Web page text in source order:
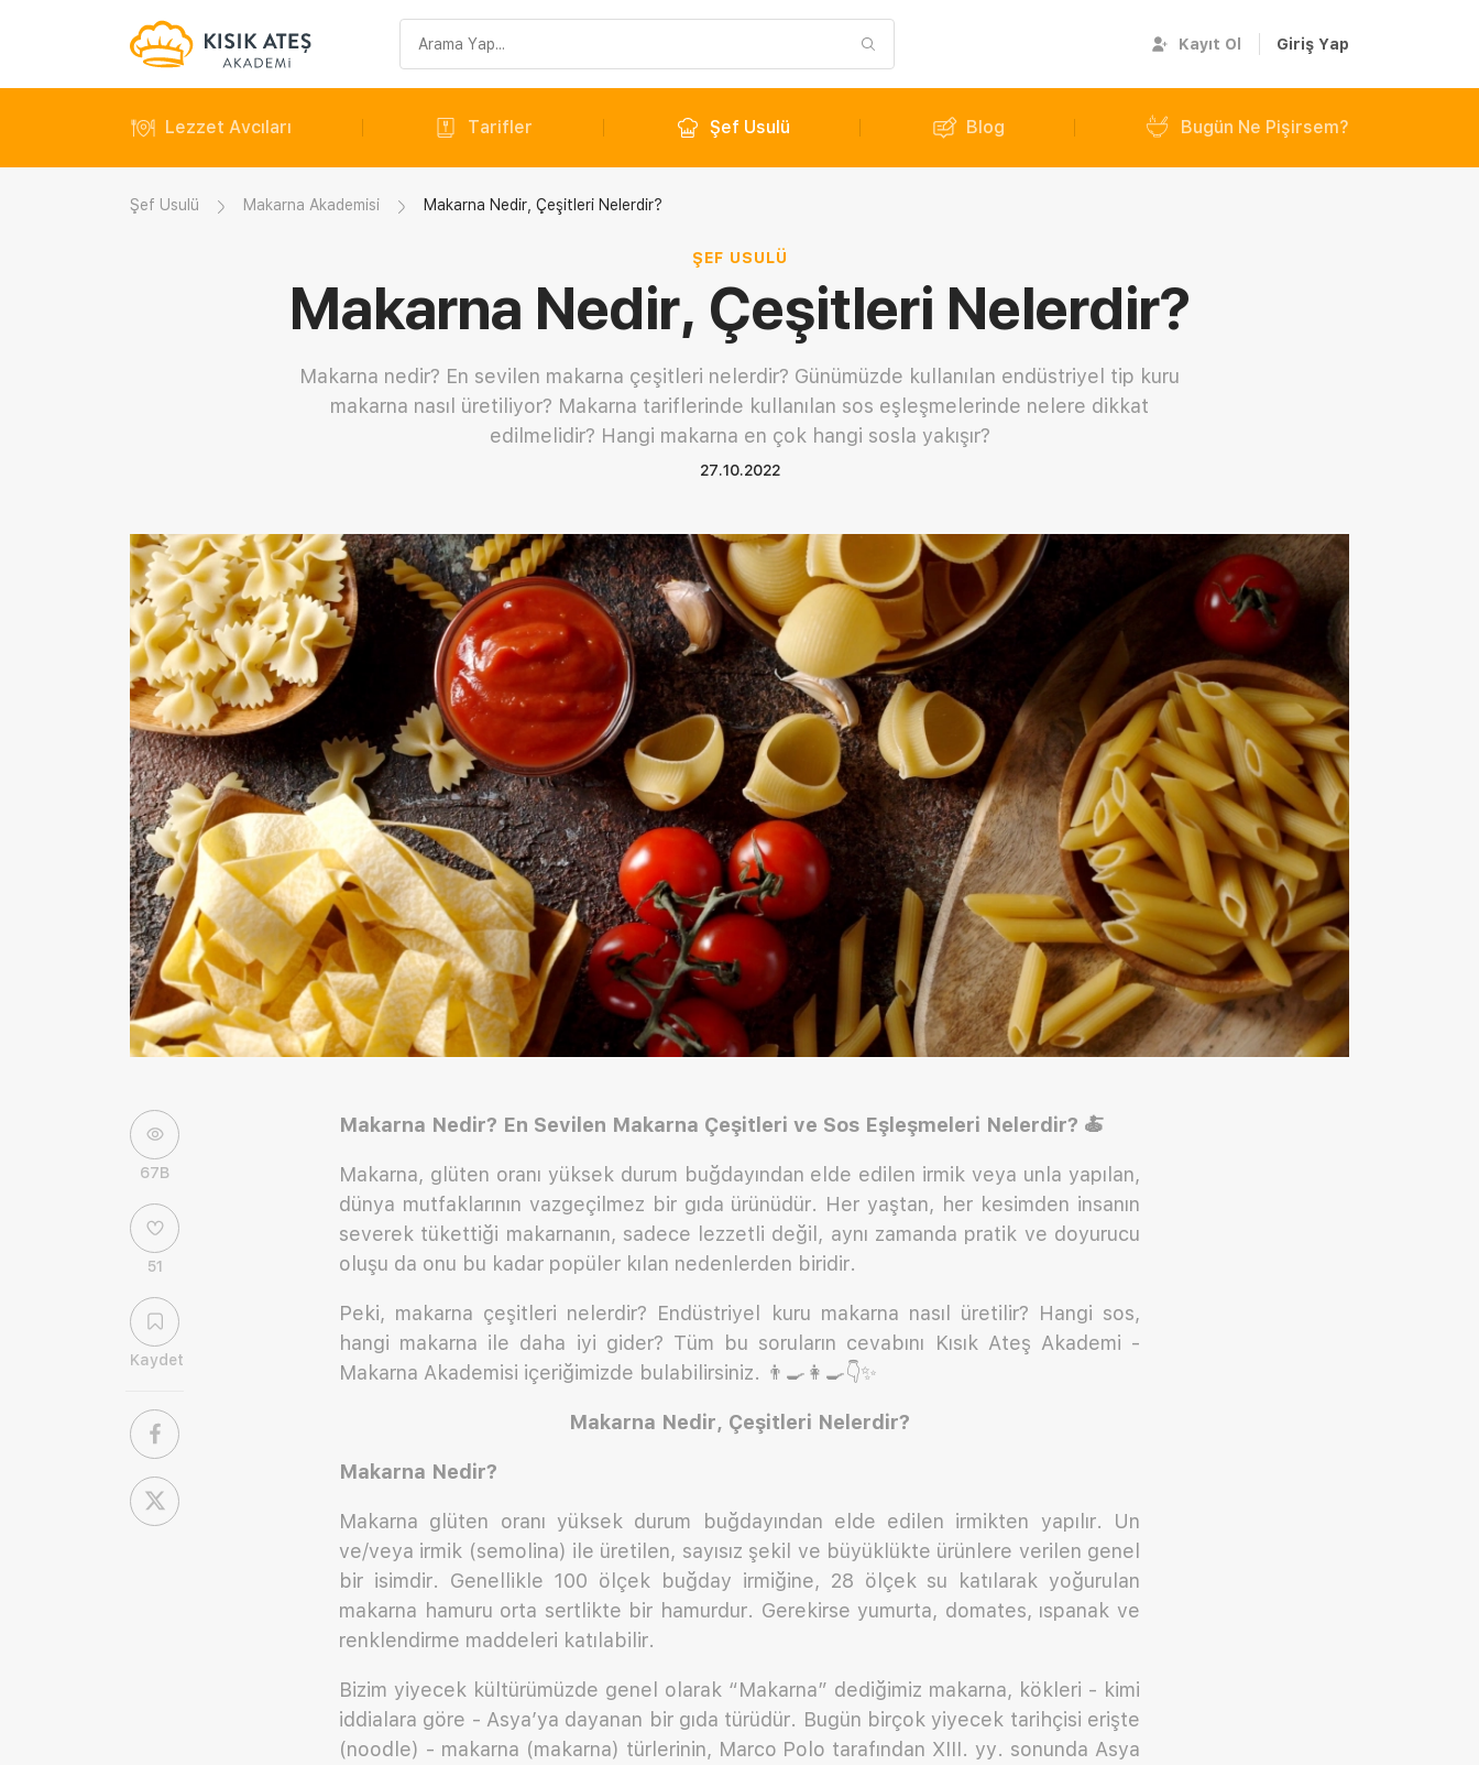
sorgusu
Kayıt Ol Giriş Yap
Lezzet Avcıları Tarifler Şef Usulü Blog Bugün Ne Pişirsem?
Şef Usulü Makarna Akademisi Makarna Nedir, Çeşitleri Nelerdir?
ŞEF USULÜ
Makarna Nedir, Çeşitleri Nelerdir?
Makarna nedir? En sevilen makarna çeşitleri nelerdir? Günümüzde kullanılan endüstriyel tip kuru
makarna nasıl üretiliyor? Makarna tariflerinde kullanılan sos eşleşmelerinde nelere dikkat
edilmelidir? Hangi makarna en çok hangi sosla yakışır?
27.10.2022
67B
51
Kaydet
Makarna Nedir? En Sevilen Makarna Çeşitleri ve Sos Eşleşmeleri Nelerdir? 🍝
Makarna, glüten oranı yüksek durum buğdayından elde edilen irmik veya unla yapılan,
dünya mutfaklarının vazgeçilmez bir gıda ürünüdür. Her yaştan, her kesimden insanın
severek tükettiği makarnanın, sadece lezzetli değil, aynı zamanda pratik ve doyurucu
oluşu da onu bu kadar popüler kılan nedenlerden biridir.
Peki, makarna çeşitleri nelerdir? Endüstriyel kuru makarna nasıl üretilir? Hangi sos,
hangi makarna ile daha iyi gider? Tüm bu soruların cevabını Kısık Ateş Akademi -
Makarna Akademisi içeriğimizde bulabilirsiniz. 👨‍🍳👩‍🍳👇✨
Makarna Nedir, Çeşitleri Nelerdir?
Makarna Nedir?
Makarna glüten oranı yüksek durum buğdayından elde edilen irmikten yapılır. Un
ve/veya irmik (semolina) ile üretilen, sayısız şekil ve büyüklükte ürünlere verilen genel
bir isimdir. Genellikle 100 ölçek buğday irmiğine, 28 ölçek su katılarak yoğurulan
makarna hamuru orta sertlikte bir hamurdur. Gerekirse yumurta, domates, ıspanak ve
renklendirme maddeleri katılabilir.
Bizim yiyecek kültürümüzde genel olarak “Makarna” dediğimiz makarna, kökleri - kimi
iddialara göre - Asya’ya dayanan bir gıda türüdür. Bugün birçok yiyecek tarihçisi erişte
(noodle) - makarna (makarna) türlerinin, Marco Polo tarafından XIII. yy. sonunda Asya